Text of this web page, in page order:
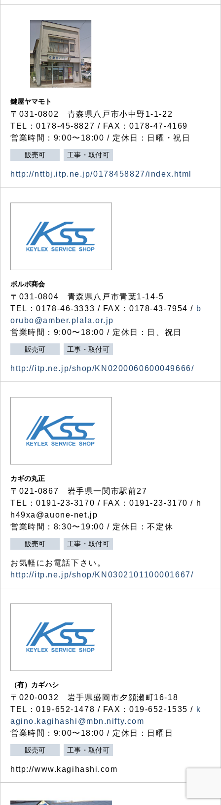
鍵屋ヤマモト
〒031-0802 青森県八戸市小中野1-1-22
TEL：0178-45-8827 / FAX：0178-47-4169
営業時間：9:00〜18:00 / 定休日：日曜・祝日
販売可 工事・取付可
http://nttbj.itp.ne.jp/0178458827/index.html
ボルボ商会
〒031-0804 青森県八戸市青葉1-14-5
TEL：0178-46-3333 / FAX：0178-43-7954 / b
orubo@amber.plala.or.jp
営業時間：9:00〜18:00 / 定休日：日、祝日
販売可 工事・取付可
http://itp.ne.jp/shop/KN0200060600049666/
カギの丸正
〒021-0867 岩手県一関市駅前27
TEL：0191-23-3170 / FAX：0191-23-3170 / h
h49xa@auone-net.jp
営業時間：8:30〜19:00 / 定休日：不定休
販売可 工事・取付可
お気軽にお電話下さい。
http://itp.ne.jp/shop/KN0302101100001667/
（有）カギハシ
〒020-0032 岩手県盛岡市夕顔瀬町16-18
TEL：019-652-1478 / FAX：019-652-1535 / k
agino.kagihashi@mbn.nifty.com
営業時間：9:00〜18:00 / 定休日：日曜日
販売可 工事・取付可
http://www.kagihashi.com